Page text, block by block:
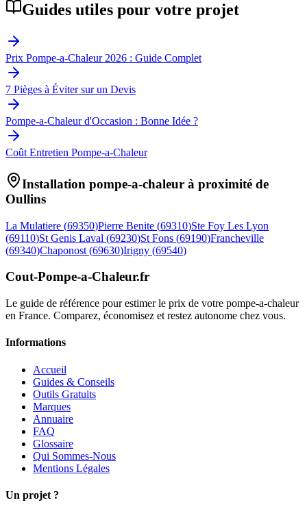
Guides utiles pour votre projet
Prix Pompe-a-Chaleur 2026 : Guide Complet
7 Pièges à Éviter sur un Devis
Pompe-a-Chaleur d'Occasion : Bonne Idée ?
Coût Entretien Pompe-a-Chaleur
Installation pompe-a-chaleur à proximité de
Oullins
La Mulatiere (69350)Pierre Benite (69310)Ste Foy Les Lyon
(69110)St Genis Laval (69230)St Fons (69190)Francheville
(69340)Chaponost (69630)Irigny (69540)
Cout-Pompe-a-Chaleur.fr
Le guide de référence pour estimer le prix de votre pompe-a-chaleur
en France. Comparez, économisez et restez autonome chez vous.
Informations
Accueil
Guides & Conseils
Outils Gratuits
Marques
Annuaire
FAQ
Glossaire
Qui Sommes-Nous
Mentions Légales
Un projet ?